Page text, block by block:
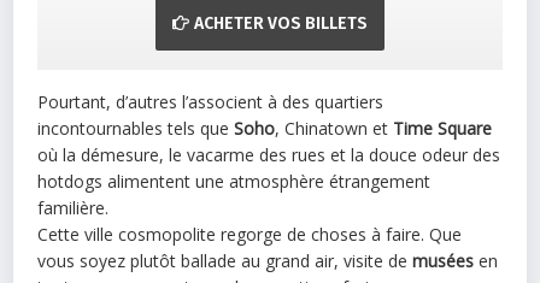
ACHETER VOS BILLETS
Pourtant, d’autres l’associent à des quartiers
incontournables tels queSoho, Chinatown et Time Square
où la démesure, le vacarme des rues et la douce odeur des
hotdogs alimentent une atmosphère étrangement
familière.
Cette ville cosmopolite regorge de choses à faire. Que
vous soyez plutôt ballade au grand air, visite de musées en